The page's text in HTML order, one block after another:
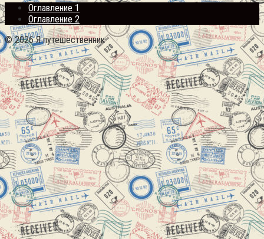
Оглавление 1
Оглавление 2
© 2026 Я путешественник